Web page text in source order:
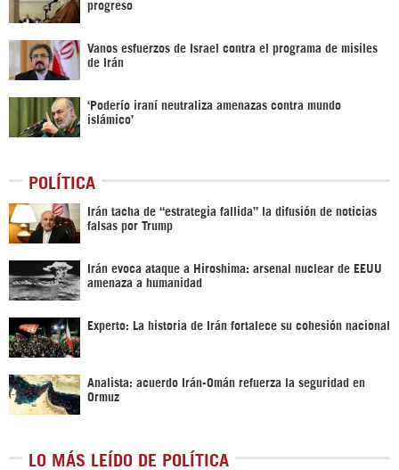
progreso
Vanos esfuerzos de Israel contra el programa de misiles
de Irán
‘Poderío iraní neutraliza amenazas contra mundo
islámico’
POLÍTICA
Irán tacha de “estrategia fallida” la difusión de noticias
falsas por Trump
Irán evoca ataque a Hiroshima: arsenal nuclear de EEUU
amenaza a humanidad
Experto: La historia de Irán fortalece su cohesión nacional
Analista: acuerdo Irán-Omán refuerza la seguridad en
Ormuz
LO MÁS LEÍDO DE POLÍTICA